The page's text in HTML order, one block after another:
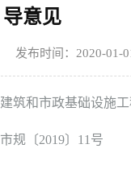
导意见
布时间： 2020-01-
筑和市政基础设施
〔2019〕11号